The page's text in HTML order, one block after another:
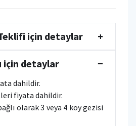
için detaylar +
için detaylar −
dahildir.
fiyata dahildir.
olarak 3 veya 4 koy gezisi